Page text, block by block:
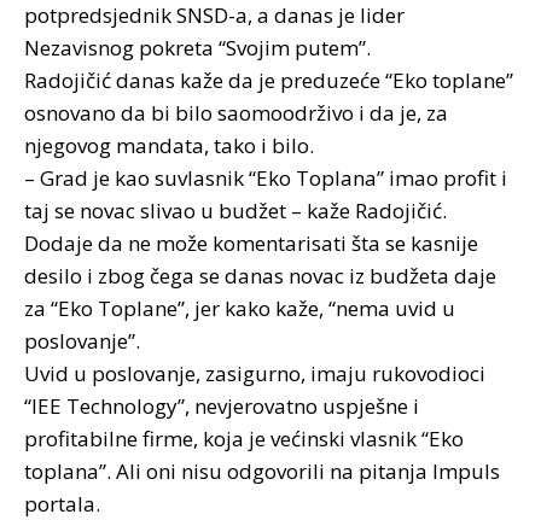
potpredsjednik SNSD-a, a danas je lider
Nezavisnog pokreta “Svojim putem”.
Radojičić danas kaže da je preduzeće “Eko toplane”
osnovano da bi bilo saomoodrživo i da je, za
njegovog mandata, tako i bilo.
– Grad je kao suvlasnik “Eko Toplana” imao profit i
taj se novac slivao u budžet – kaže Radojičić.
Dodaje da ne može komentarisati šta se kasnije
desilo i zbog čega se danas novac iz budžeta daje
za “Eko Toplane”, jer kako kaže, “nema uvid u
poslovanje”.
Uvid u poslovanje, zasigurno, imaju rukovodioci
“IEE Technology”, nevjerovatno uspješne i
profitabilne firme, koja je većinski vlasnik “Eko
toplana”. Ali oni nisu odgovorili na pitanja Impuls
portala.